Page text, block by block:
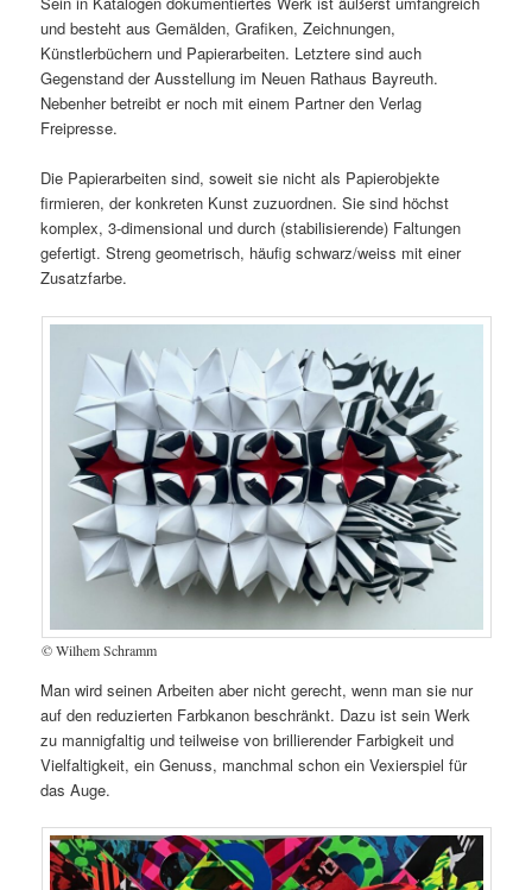
und besteht aus Gemälden, Grafiken, Zeichnungen,
Künstlerbüchern und Papierarbeiten. Letztere sind auch
Gegenstand der Ausstellung im Neuen Rathaus Bayreuth.
Nebenher betreibt er noch mit einem Partner den Verlag
Freipresse.
Die Papierarbeiten sind, soweit sie nicht als Papierobjekte
firmieren, der konkreten Kunst zuzuordnen. Sie sind höchst
komplex, 3-dimensional und durch (stabilisierende) Faltungen
gefertigt. Streng geometrisch, häufig schwarz/weiss mit einer
Zusatzfarbe.
© Wilhem Schramm
Man wird seinen Arbeiten aber nicht gerecht, wenn man sie nur
auf den reduzierten Farbkanon beschränkt. Dazu ist sein Werk
zu mannigfaltig und teilweise von brillierender Farbigkeit und
Vielfaltigkeit, ein Genuss, manchmal schon ein Vexierspiel für
das Auge.